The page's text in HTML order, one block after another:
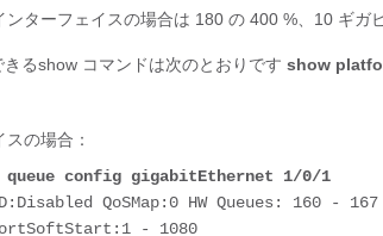
ンターフェイスの場合は 180 の 400 %、10 ギガ
るshow コマンドは次のとおりです show
の場合：
queue config gigabitEthernet 1/0/1
QoSMap:0 HW Queues: 160 - 167